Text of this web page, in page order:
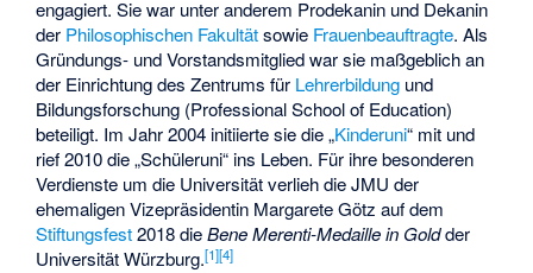
engagiert. Sie war unter anderem Prodekanin und Dekanin
der Philosophischen Fakultätsowie Frauenbeauftragte. Als
Gründungs- und Vorstandsmitglied war sie maßgeblich an
der Einrichtung des Zentrums für Lehrerbildung und
Bildungsforschung (Professional School of Education)
beteiligt. Im Jahr 2004 initiierte sie die „Kinderuni“ mit und
rief 2010 die „Schüleruni“ ins Leben. Für ihre besonderen
Verdienste um die Universität verlieh die JMU der
ehemaligen Vizepräsidentin Margarete Götz auf dem
Stiftungsfest2018 dieBene Merenti-Medaille in Goldder
Universität Würzburg.[1][4]